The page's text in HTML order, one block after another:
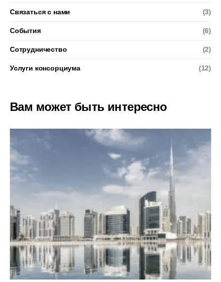
Связаться с нами (3)
События (6)
Сотрудничество (2)
Услуги консорциума (12)
Вам может быть интересно